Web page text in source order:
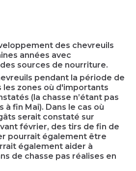
des chevreuils
années avec
sources de nourriture.
pendant la période de
les zones où d'importants
(la chasse n’étant pas
à fin Mai). Dans le cas où
serait constaté sur
février, des tirs de fin de
pourrait également être
également aider à
de chasse pas réalises en